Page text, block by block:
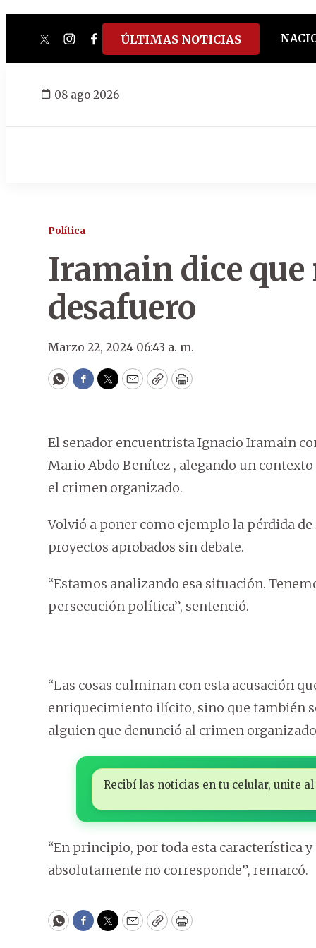
twitterinstagram
facebook
tiktokyoutube
spotify
ÚLTIMAS NOTICIAS
08 ago 2026
Política
Iramain dice que
desafuero
Marzo 22, 2024 06:43 a. m.
WhatsApp
Facebook
Twitter
EmailCopyPrint
El senador encuentrista Ignacio Iramain
Mario Abdo Benítez , alegando un
el crimen organizado.
Volvió a poner como ejemplo la pérdida
proyectos aprobados sin debate.
“Estamos analizando esa situación.
persecución política”, sentenció.
“Las cosas culminan con esta acusación
enriquecimiento ilícito, sino que también
alguien que denunció al crimen
Recibí las noticias en tu celular, unite
“En principio, por toda esta característica
absolutamente no corresponde”, remarcó.
WhatsApp
Facebook
Twitter
EmailCopyPrint